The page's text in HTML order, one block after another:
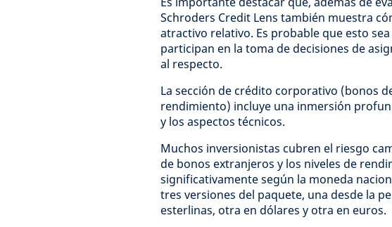
Schroders Credit Lens también muestra
atractivo relativo. Es probable que esto
participan en la toma de decisiones de
al respecto.
La sección de crédito corporativo (bonos
rendimiento) incluye una inmersión
y los aspectos técnicos.
Muchos inversionistas cubren el riesgo
de bonos extranjeros y los niveles de
significativamente según la moneda
tres versiones del paquete, una desde la
esterlinas, otra en dólares y otra en euros.